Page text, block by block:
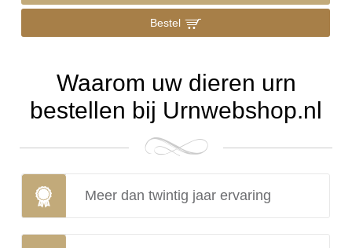
Bestel
Waarom uw dieren urn
bestellen bij Urnwebshop.nl
Meer dan twintig jaar ervaring